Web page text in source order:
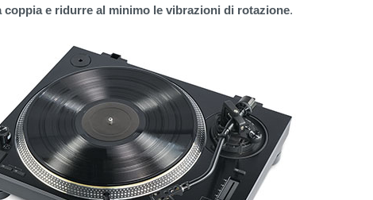
coppia e ridurre al minimo le vibrazioni di rotazione.